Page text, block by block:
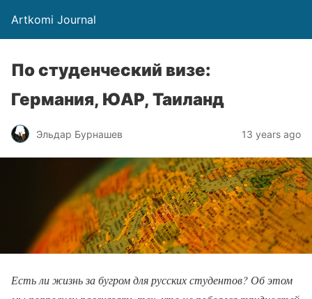
Artkomi Journal
По студенческий визе:
Германия, ЮАР, Таиланд
Эльдар Бурнашев 13 years ago
Есть ли жизнь за бугром для русских студентов? Об этом